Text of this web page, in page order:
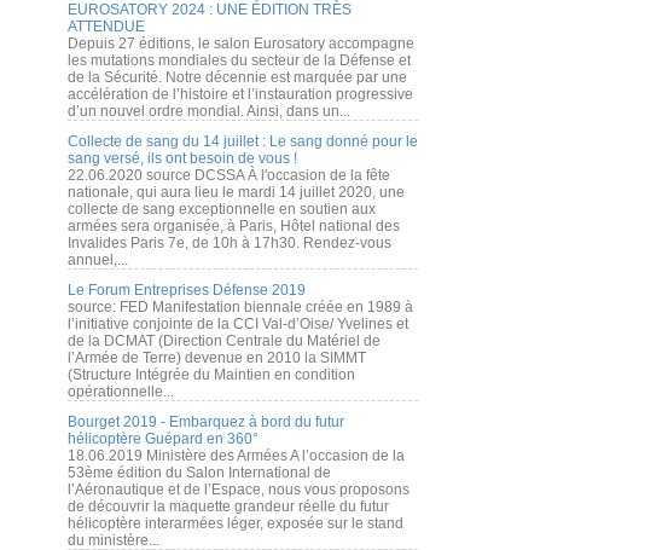
EUROSATORY 2024 : UNE ÉDITION TRÈS
ATTENDUE
Depuis 27 éditions, le salon Eurosatory accompagne
les mutations mondiales du secteur de la Défense et
de la Sécurité. Notre décennie est marquée par une
accélération de l’histoire et l’instauration progressive
d’un nouvel ordre mondial. Ainsi, dans un...
Collecte de sang du 14 juillet : Le sang donné pour le
sang versé, ils ont besoin de vous !
22.06.2020 source DCSSA À l'occasion de la fête
nationale, qui aura lieu le mardi 14 juillet 2020, une
collecte de sang exceptionnelle en soutien aux
armées sera organisée, à Paris, Hôtel national des
Invalides Paris 7e, de 10h à 17h30. Rendez-vous
annuel,...
Le Forum Entreprises Défense 2019
source: FED Manifestation biennale créée en 1989 à
l’initiative conjointe de la CCI Val-d’Oise/ Yvelines et
de la DCMAT (Direction Centrale du Matériel de
l’Armée de Terre) devenue en 2010 la SIMMT
(Structure Intégrée du Maintien en condition
opérationnelle...
Bourget 2019 - Embarquez à bord du futur
hélicoptère Guépard en 360°
18.06.2019 Ministère des Armées A l’occasion de la
53ème édition du Salon International de
l’Aéronautique et de l’Espace, nous vous proposons
de découvrir la maquette grandeur réelle du futur
hélicoptère interarmées léger, exposée sur le stand
du ministère...